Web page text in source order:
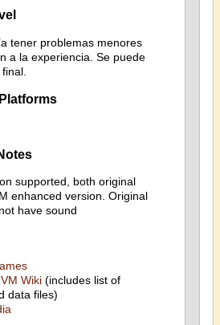
tener problemas menores
a la experiencia. Se puede
supported, both original
enhanced version. Original
have sound
Wiki(includes list of
data files)